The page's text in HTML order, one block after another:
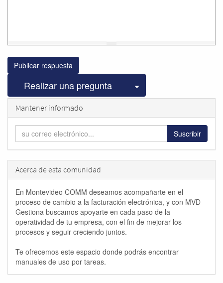
Publicar respuesta
Realizar una pregunta Seleccionar
Mantener informado
Suscribir
Acerca de esta comunidad
En Montevideo COMM deseamos acompañarte en el
proceso de cambio a la facturación electrónica, y con MVD
Gestiona buscamos apoyarte en cada paso de la
operatividad de tu empresa, con el fin de mejorar los
procesos y seguir creciendo juntos.
Te ofrecemos este espacio donde podrás encontrar
manuales de uso por tareas.